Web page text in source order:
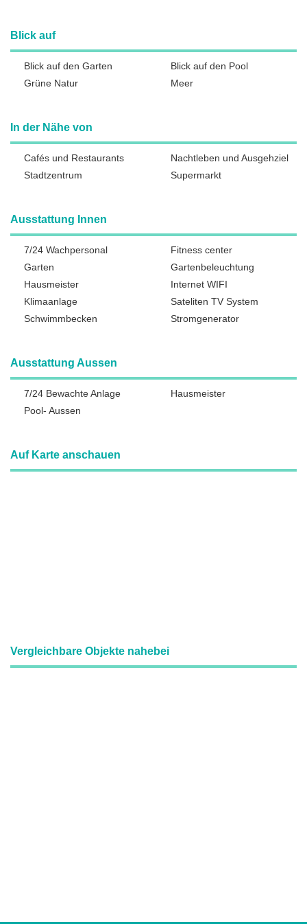
Blick auf
Blick auf den Garten
Blick auf den Pool
Grüne Natur
Meer
In der Nähe von
Cafés und Restaurants
Nachtleben und Ausgehziel
Stadtzentrum
Supermarkt
Ausstattung Innen
7/24 Wachpersonal
Fitness center
Garten
Gartenbeleuchtung
Hausmeister
Internet WIFI
Klimaanlage
Sateliten TV System
Schwimmbecken
Stromgenerator
Ausstattung Aussen
7/24 Bewachte Anlage
Hausmeister
Pool- Aussen
Auf Karte anschauen
Vergleichbare Objekte nahebei